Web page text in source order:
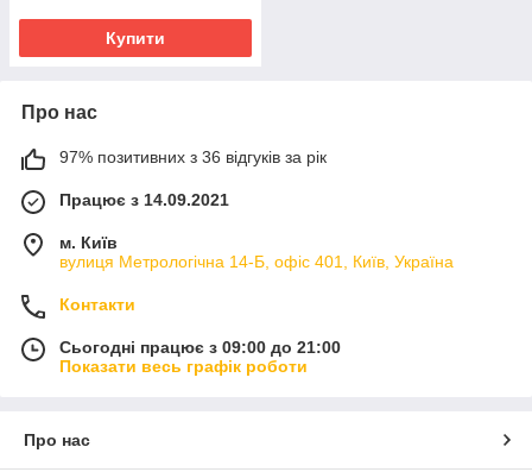
Купити
Про нас
97% позитивних з 36 відгуків за рік
Працює з 14.09.2021
м. Київ
вулиця Метрологічна 14-Б, офіс 401, Київ, Україна
Контакти
Сьогодні працює з 09:00 до 21:00
Показати весь графік роботи
Про нас